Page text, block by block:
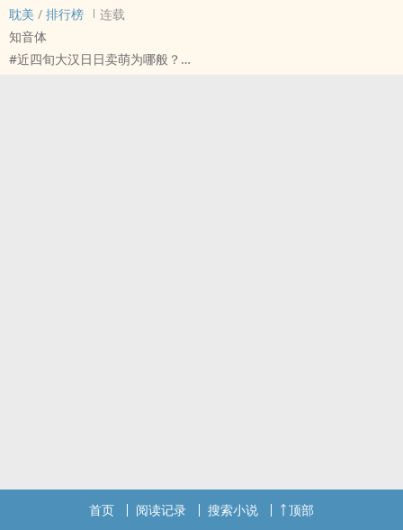
耽美 / 排行榜
连载
知音体
#近四旬大汉日日卖萌为哪般？
首页 阅读记录 搜索小说 顶部